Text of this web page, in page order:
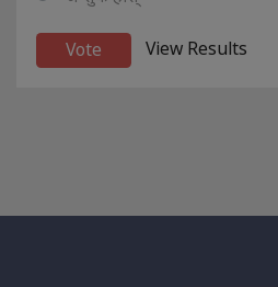
View Results